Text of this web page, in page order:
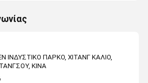
ΙΝΔΥΣΤΙΚΟ ΠΑΡΚΟ, ΧΙΤΑΝΓ ΚΑΛΙΟ,
ΚΙΝΑ